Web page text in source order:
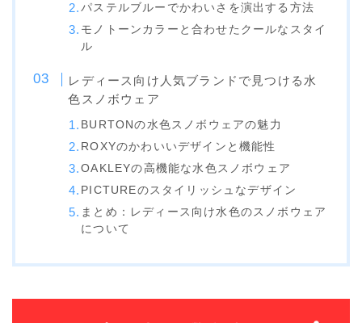
NIDECKER
NITRO
RIDE
SALOMON
UNION
ブーツ
パステルブルーでかわいさを演出する方法
モノトーンカラーと合わせたクールなスタイ
ル
レディース向け人気ブランドで見つける水
色スノボウェア
BURTONの水色スノボウェアの魅力
ROXYのかわいいデザインと機能性
OAKLEYの高機能な水色スノボウェア
PICTUREのスタイリッシュなデザイン
まとめ：レディース向け水色のスノボウェア
について